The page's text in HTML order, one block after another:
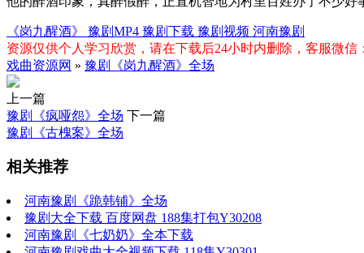
《岗九醒酒》 豫剧MP4 豫剧下载 豫剧视频 河南豫剧
资源仅供个人学习欣赏，请在下载后24小时内删除，客服微信
戏曲资源网 » 豫剧《岗九醒酒》全场
上一篇
豫剧《疯哑怨》全场 下一篇
豫剧《古槐案》全场
相关推荐
河南豫剧《跪韩铺》全场
豫剧大全下载 百度网盘 188集打包Y30208
河南豫剧《七奶奶》全本下载